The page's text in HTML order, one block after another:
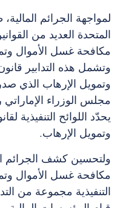
لمواجهة الجرائم
المتحدة العديد من
مكافحة غسل الأموال
وتشمل هذه التدابير
يحدّد اللوائح التنفيذية
وتمويل الإرهاب.
ولتحسين كشف الجرائم
مكافحة غسل الأموال
التنفيذية مجموعة من